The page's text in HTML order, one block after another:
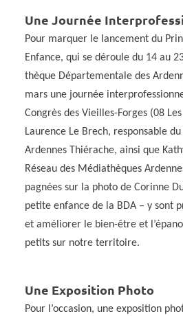
Une Jour­née
Pour marquer le lance­ment du
Enfance, qui se déroule du 14 au
thèque Dépar­te­men­tale des
mars une jour­née
Congrès des Vieilles-Forges (08
Laurence Le Brech, respon­sable
Ardennes Thié­rache, ainsi que
Réseau des Média­thèques
pa­gnées sur la photo de Corinne
petite enfance de la BDA – y sont
et amélio­rer le bien-être et
petits sur notre terri­toire.
Une Expo­si­tion Photo
Pour l’oc­ca­sion, une expo­si­tion